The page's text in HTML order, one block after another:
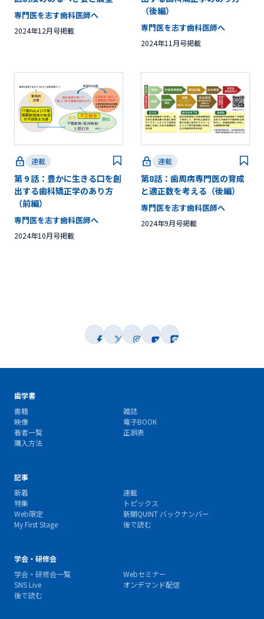
専門医を志す歯科医師へ
2024年12月号掲載
（後編）
専門医を志す歯科医師へ
2024年11月号掲載
連載
第 9 話：豊かに生きる口を創
出する歯科矯正学のあり方
（前編）
専門医を志す歯科医師へ
2024年10月号掲載
連載
第8話：歯周病専門医の育成
と適正数を考える（後編）
専門医を志す歯科医師へ
2024年9月号掲載
歯学書
書籍
雑誌
映像
電子BOOK
著者一覧
正誤表
購入方法
記事
新着
連載
特集
トピックス
Web限定
新聞QUINT バックナンバー
My First Stage
後で読む
学会・研修会
学会・研修会一覧
Webセミナー
SNS Live
オンデマンド配信
後で読む